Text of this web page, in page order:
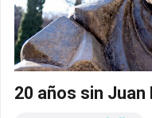
20 años sin Juan